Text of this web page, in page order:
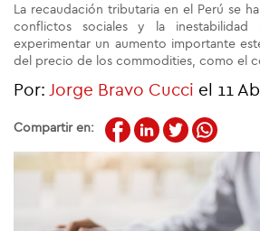
La recaudación tributaria en el Perú se
conflictos sociales y la inestabilidad
experimentar un aumento importante
del precio de los commodities, como el
Por: Jorge Bravo Cucci el 11
Compartir en: